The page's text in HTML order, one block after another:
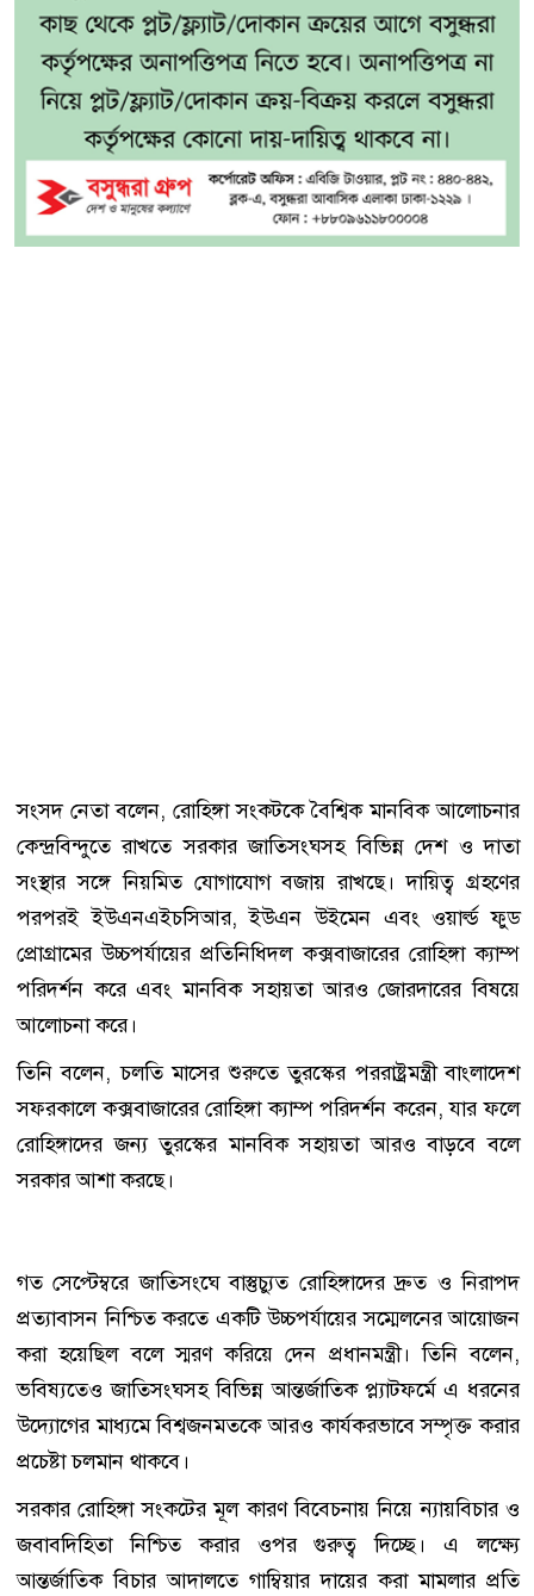
সংসদ নেতা বলেন, রোহিঙ্গা সংকটকে বৈশ্বিক মানবিক আলোচনার
কেন্দ্রবিন্দুতে রাখতে সরকার জাতিসংঘসহ বিভিন্ন দেশ ও দাতা
সংস্থার সঙ্গে নিয়মিত যোগাযোগ বজায় রাখছে। দায়িত্ব গ্রহণের
পরপরই ইউএনএইচসিআর, ইউএন উইমেন এবং ওয়ার্ল্ড ফুড
প্রোগ্রামের উচ্চপর্যায়ের প্রতিনিধিদল কক্সবাজারের রোহিঙ্গা ক্যাম্প
পরিদর্শন করে এবং মানবিক সহায়তা আরও জোরদারের বিষয়ে
আলোচনা করে।
তিনি বলেন, চলতি মাসের শুরুতে তুরস্কের পররাষ্ট্রমন্ত্রী বাংলাদেশ
সফরকালে কক্সবাজারের রোহিঙ্গা ক্যাম্প পরিদর্শন করেন, যার ফলে
রোহিঙ্গাদের জন্য তুরস্কের মানবিক সহায়তা আরও বাড়বে বলে
সরকার আশা করছে।
গত সেপ্টেম্বরে জাতিসংঘে বাস্তুচ্যুত রোহিঙ্গাদের দ্রুত ও নিরাপদ
প্রত্যাবাসন নিশ্চিত করতে একটি উচ্চপর্যায়ের সম্মেলনের আয়োজন
করা হয়েছিল বলে স্মরণ করিয়ে দেন প্রধানমন্ত্রী। তিনি বলেন,
ভবিষ্যতেও জাতিসংঘসহ বিভিন্ন আন্তর্জাতিক প্ল্যাটফর্মে এ ধরনের
উদ্যোগের মাধ্যমে বিশ্বজনমতকে আরও কার্যকরভাবে সম্পৃক্ত করার
প্রচেষ্টা চলমান থাকবে।
সরকার রোহিঙ্গা সংকটের মূল কারণ বিবেচনায় নিয়ে ন্যায়বিচার ও
জবাবদিহিতা নিশ্চিত করার ওপর গুরুত্ব দিচ্ছে। এ লক্ষ্যে
আন্তর্জাতিক বিচার আদালতে গাম্বিয়ার দায়ের করা মামলার প্রতি